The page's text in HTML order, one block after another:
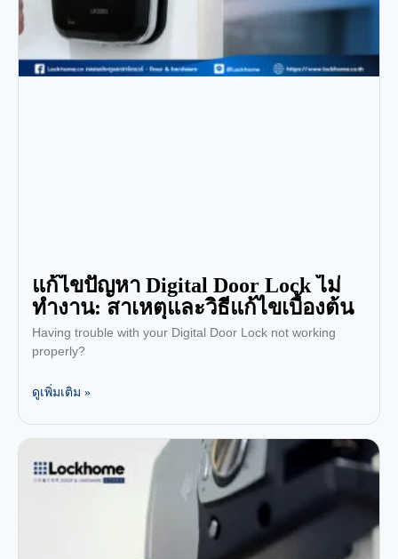
แก้ไขปัญหา Digital Door Lock ไม่
ทำงาน: สาเหตุและวิธีแก้ไขเบื้องต้น
Having trouble with your Digital Door Lock not working
properly?
ดูเพิ่มเติม »